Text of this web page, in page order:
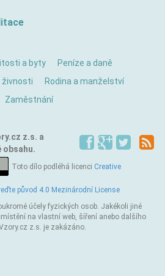
a byty
Peníze a daně
živnosti
Rodina a manželství
Zaměstnání
z.s. a
obsahu.
Toto dílo podléhá licenci Creative
původ 4.0 Mezinárodní License
účely fyzických osob. Jakékoli jiné
na vlastní web, šíření anebo dalšího
z.s. je zakázáno.